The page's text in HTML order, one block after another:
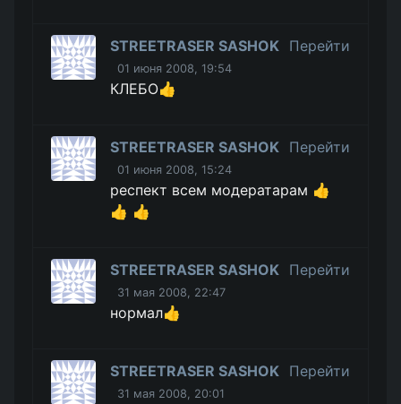
STREETRASER SASHOK
01 июня 2008, 19:54
Перейти
КЛЕБО👍
STREETRASER SASHOK
01 июня 2008, 15:24
Перейти
респект всем модератарам 👍
👍 👍
STREETRASER SASHOK
31 мая 2008, 22:47
Перейти
нормал👍
STREETRASER SASHOK
31 мая 2008, 20:01
Перейти